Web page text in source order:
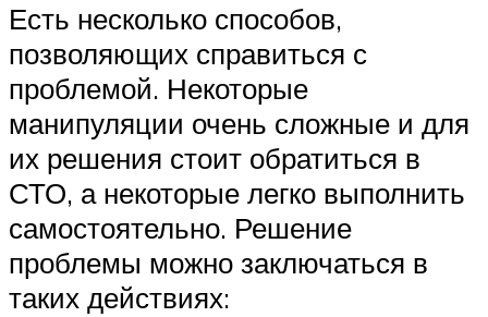
Есть несколько способов,
позволяющих справиться с
проблемой. Некоторые
манипуляции очень сложные и для
их решения стоит обратиться в
СТО, а некоторые легко выполнить
самостоятельно. Решение
проблемы можно заключаться в
таких действиях: